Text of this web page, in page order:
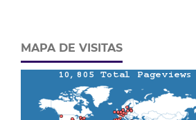
MAPA DE VISITAS